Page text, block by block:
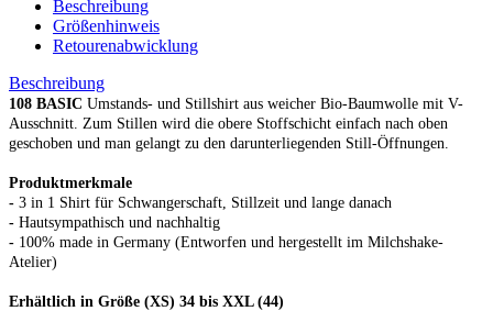
Beschreibung
Größenhinweis
Retourenabwicklung
Beschreibung
108 BASIC Umstands- und Stillshirt aus weicher Bio-Baumwolle mit V-
Ausschnitt. Zum Stillen wird die obere Stoffschicht einfach nach oben
geschoben und man gelangt zu den darunterliegenden Still-Öffnungen.
Produktmerkmale
- 3 in 1 Shirt für Schwangerschaft, Stillzeit und lange danach
- Hautsympathisch und nachhaltig
- 100% made in Germany (Entworfen und hergestellt im Milchshake-
Atelier)
Erhältlich in Größe (XS) 34 bis XXL (44)